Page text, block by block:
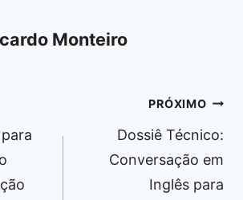
Monteiro
PRÓXIMO
Dossiê Técnico:
Conversação em
Inglês para